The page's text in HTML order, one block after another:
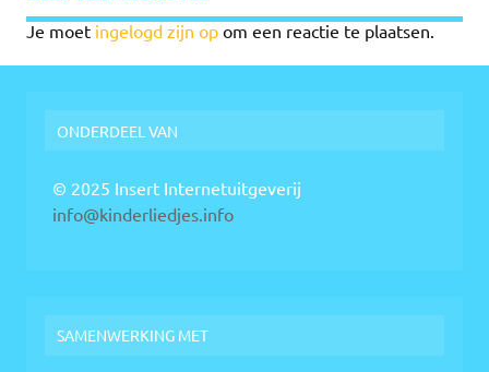
Je moet ingelogd zijn op om een reactie te plaatsen.
ONDERDEEL VAN
© 2025 Insert Internetuitgeverij
info@kinderliedjes.info
SAMENWERKING MET